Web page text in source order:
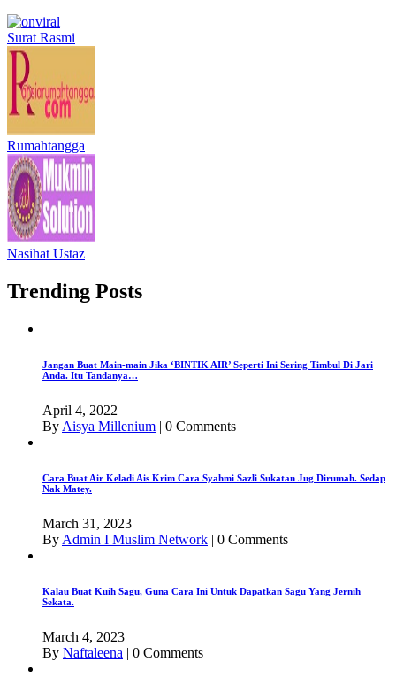
Surat Rasmi
Rumahtangga
Nasihat Ustaz
Trending Posts
Jangan Buat Main-main Jika ‘BINTIK AIR’ Seperti Ini Sering Timbul Di Jari
Anda. Itu Tandanya…
April 4, 2022
By Aisya Millenium | 0 Comments
Cara Buat Air Keladi Ais Krim Cara Syahmi Sazli Sukatan Jug Dirumah. Sedap
Nak Matey.
March 31, 2023
By Admin I Muslim Network | 0 Comments
Kalau Buat Kuih Sagu, Guna Cara Ini Untuk Dapatkan Sagu Yang Jernih
Sekata.
March 4, 2023
By Naftaleena | 0 Comments